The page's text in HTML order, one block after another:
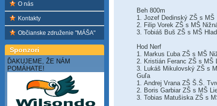
O nás
Kontakty
Občianske združenie "MÁŠA"
Sponzori
ĎAKUJEME, ŽE NÁM
POMÁHATE!
Beh 800m
1. Jozef Dedinský ZŠ s MŠ
2. Filip Vorek ZŠ s MŠ
3. Tobiáš Buš ZŠ s MŠ
Hod Nerf
1. Markus Ľuba ZŠ s MŠ
2. Kristián Feranc ZŠ s MŠ
3. Lukáš Mikulovský ZŠ s
Guľa
1. Andrej Vrana ZŠ Š.Š.
2. Boris Garbiar ZŠ s MŠ
3. Tobias Matušiska ZŠ s